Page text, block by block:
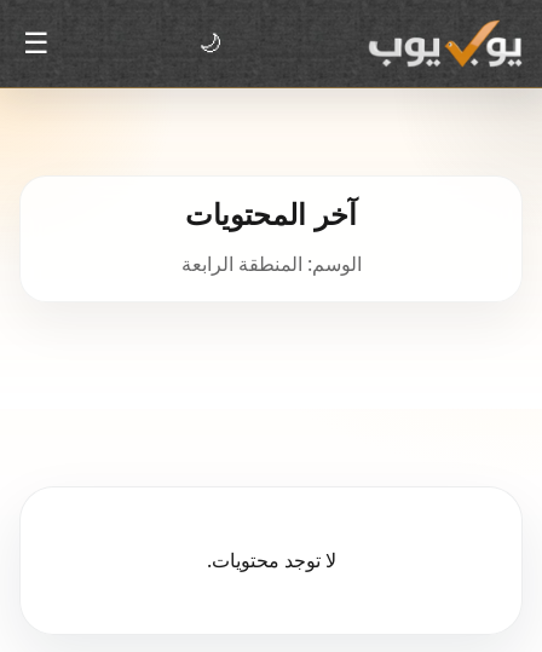
🌙
☰
آخر المحتويات
الوسم: المنطقة الرابعة
لا توجد محتويات.